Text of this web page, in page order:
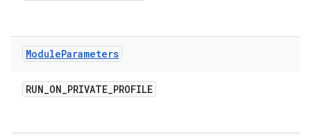
ModuleParameters
RUN_ON_PRIVATE_PROFILE